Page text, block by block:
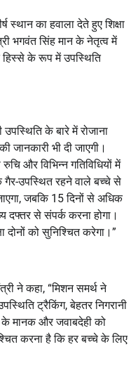
स्थान का हवाला देते हुए शिक्षा
भगवंत सिंह मान के नेतृत्व में
के रूप में उपस्थिति
के बारे में रोजाना
जानकारी भी दी जाएगी।
और विभिन्न गतिविधियों में
गैर-उपस्थित रहने वाले बच्चे से
जबकि 15 दिनों से अधिक
दफ्तर से संपर्क करना होगा।
दोनों को सुनिश्चित करेगा।”
ने कहा, “मिशन समर्थ ने
ट्रैकिंग, बेहतर निगरानी
के मानक और जवाबदेही को
करना है कि हर बच्चे के लिए